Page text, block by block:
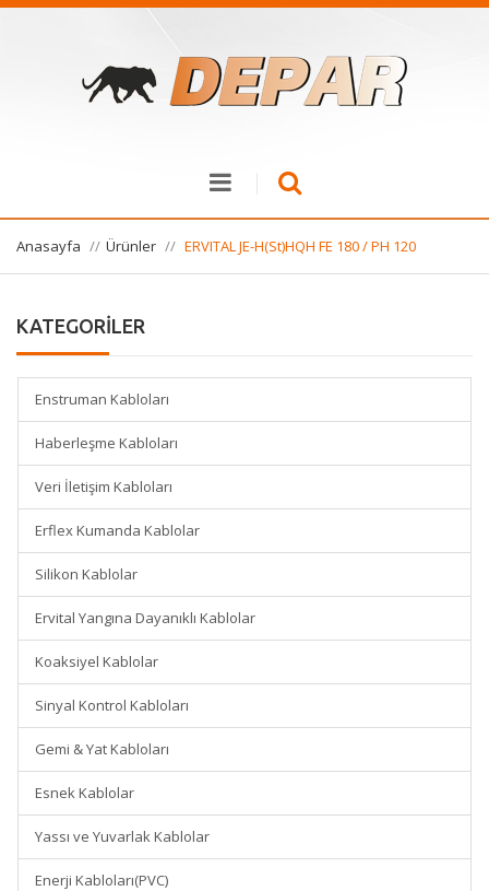
Anasayfa Ürünler ERVITAL JE-H(St)HQH FE 180 / PH 120
KATEGORİLER
Enstruman Kabloları
Haberleşme Kabloları
Veri İletişim Kabloları
Erflex Kumanda Kablolar
Silikon Kablolar
Ervital Yangına Dayanıklı Kablolar
Koaksiyel Kablolar
Sinyal Kontrol Kabloları
Gemi & Yat Kabloları
Esnek Kablolar
Yassı ve Yuvarlak Kablolar
Enerji Kabloları(PVC)